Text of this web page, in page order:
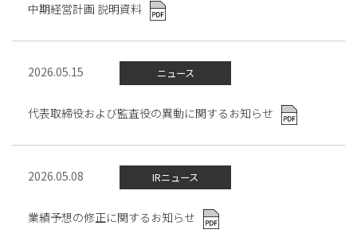
中期経営計画 説明資料
2026.05.15 ニュース
代表取締役および監査役の異動に関するお知らせ
2026.05.08 IRニュース
業績予想の修正に関するお知らせ